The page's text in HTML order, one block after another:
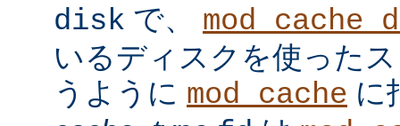
disk で、
いるディスクを使った
うように mod_cache に